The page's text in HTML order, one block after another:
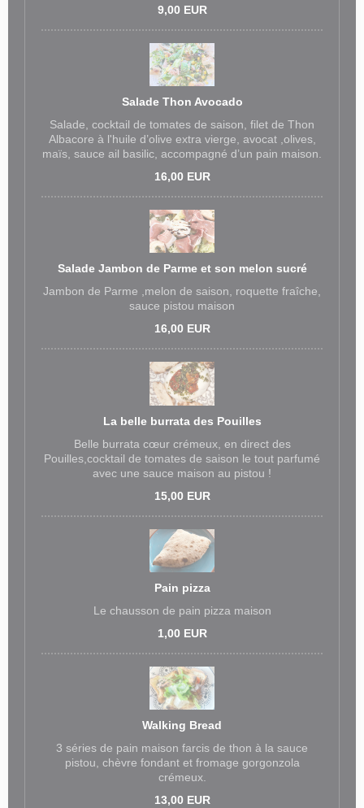
9,00 EUR
Salade Thon Avocado
Salade, cocktail de tomates de saison, filet de Thon
Albacore à l'huile d’olive extra vierge, avocat ,olives,
maïs, sauce ail basilic, accompagné d’un pain maison.
16,00 EUR
Salade Jambon de Parme et son melon sucré
Jambon de Parme ,melon de saison, roquette fraîche,
sauce pistou maison
16,00 EUR
La belle burrata des Pouilles
Belle burrata cœur crémeux, en direct des
Pouilles,cocktail de tomates de saison le tout parfumé
avec une sauce maison au pistou !
15,00 EUR
Pain pizza
Le chausson de pain pizza maison
1,00 EUR
Walking Bread
3 séries de pain maison farcis de thon à la sauce
pistou, chèvre fondant et fromage gorgonzola
crémeux.
13,00 EUR